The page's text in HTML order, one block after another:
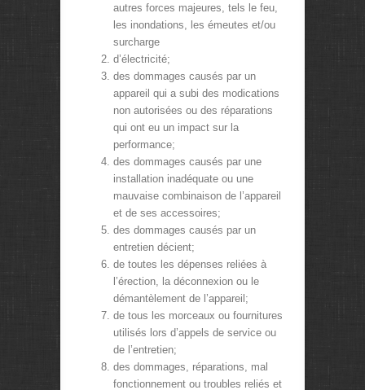
autres forces majeures, tels le feu,
les inondations, les émeutes et/ou
surcharge
d’électricité;
des dommages causés par un
appareil qui a subi des modications
non autorisées ou des réparations
qui ont eu un impact sur la
performance;
des dommages causés par une
installation inadéquate ou une
mauvaise combinaison de l’appareil
et de ses accessoires;
des dommages causés par un
entretien décient;
de toutes les dépenses reliées à
l’érection, la déconnexion ou le
démantèlement de l’appareil;
de tous les morceaux ou fournitures
utilisés lors d’appels de service ou
de l’entretien;
des dommages, réparations, mal
fonctionnement ou troubles reliés et